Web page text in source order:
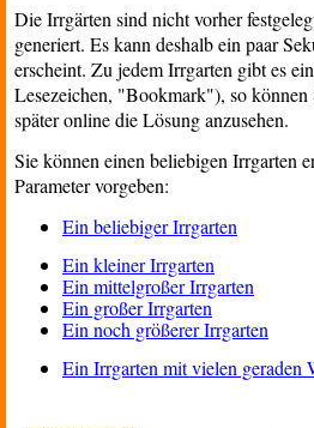
Die Irrgärten sind nicht vorher
generiert. Es kann deshalb ein paar
erscheint. Zu jedem Irrgarten gibt es
Lesezeichen, "Bookmark"), so
später online die Lösung anzusehen.
Sie können einen beliebigen Irrgarten
Parameter vorgeben:
Ein beliebiger Irrgarten
Ein kleiner Irrgarten
Ein mittelgroßer Irrgarten
Ein großer Irrgarten
Ein noch größerer Irrgarten
Ein Irrgarten mit vielen geraden